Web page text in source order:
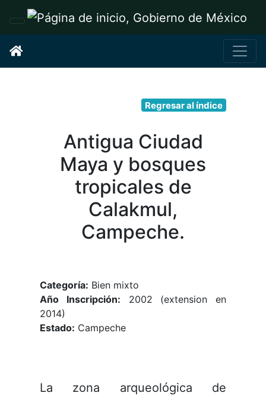
Interruptor de Navegación
Regresar al índice
Antigua Ciudad
Maya y bosques
tropicales de
Calakmul,
Campeche.
Categoría: Bien mixto
Año Inscripción: 2002 (extension en
2014)
Estado: Campeche
La zona arqueológica de